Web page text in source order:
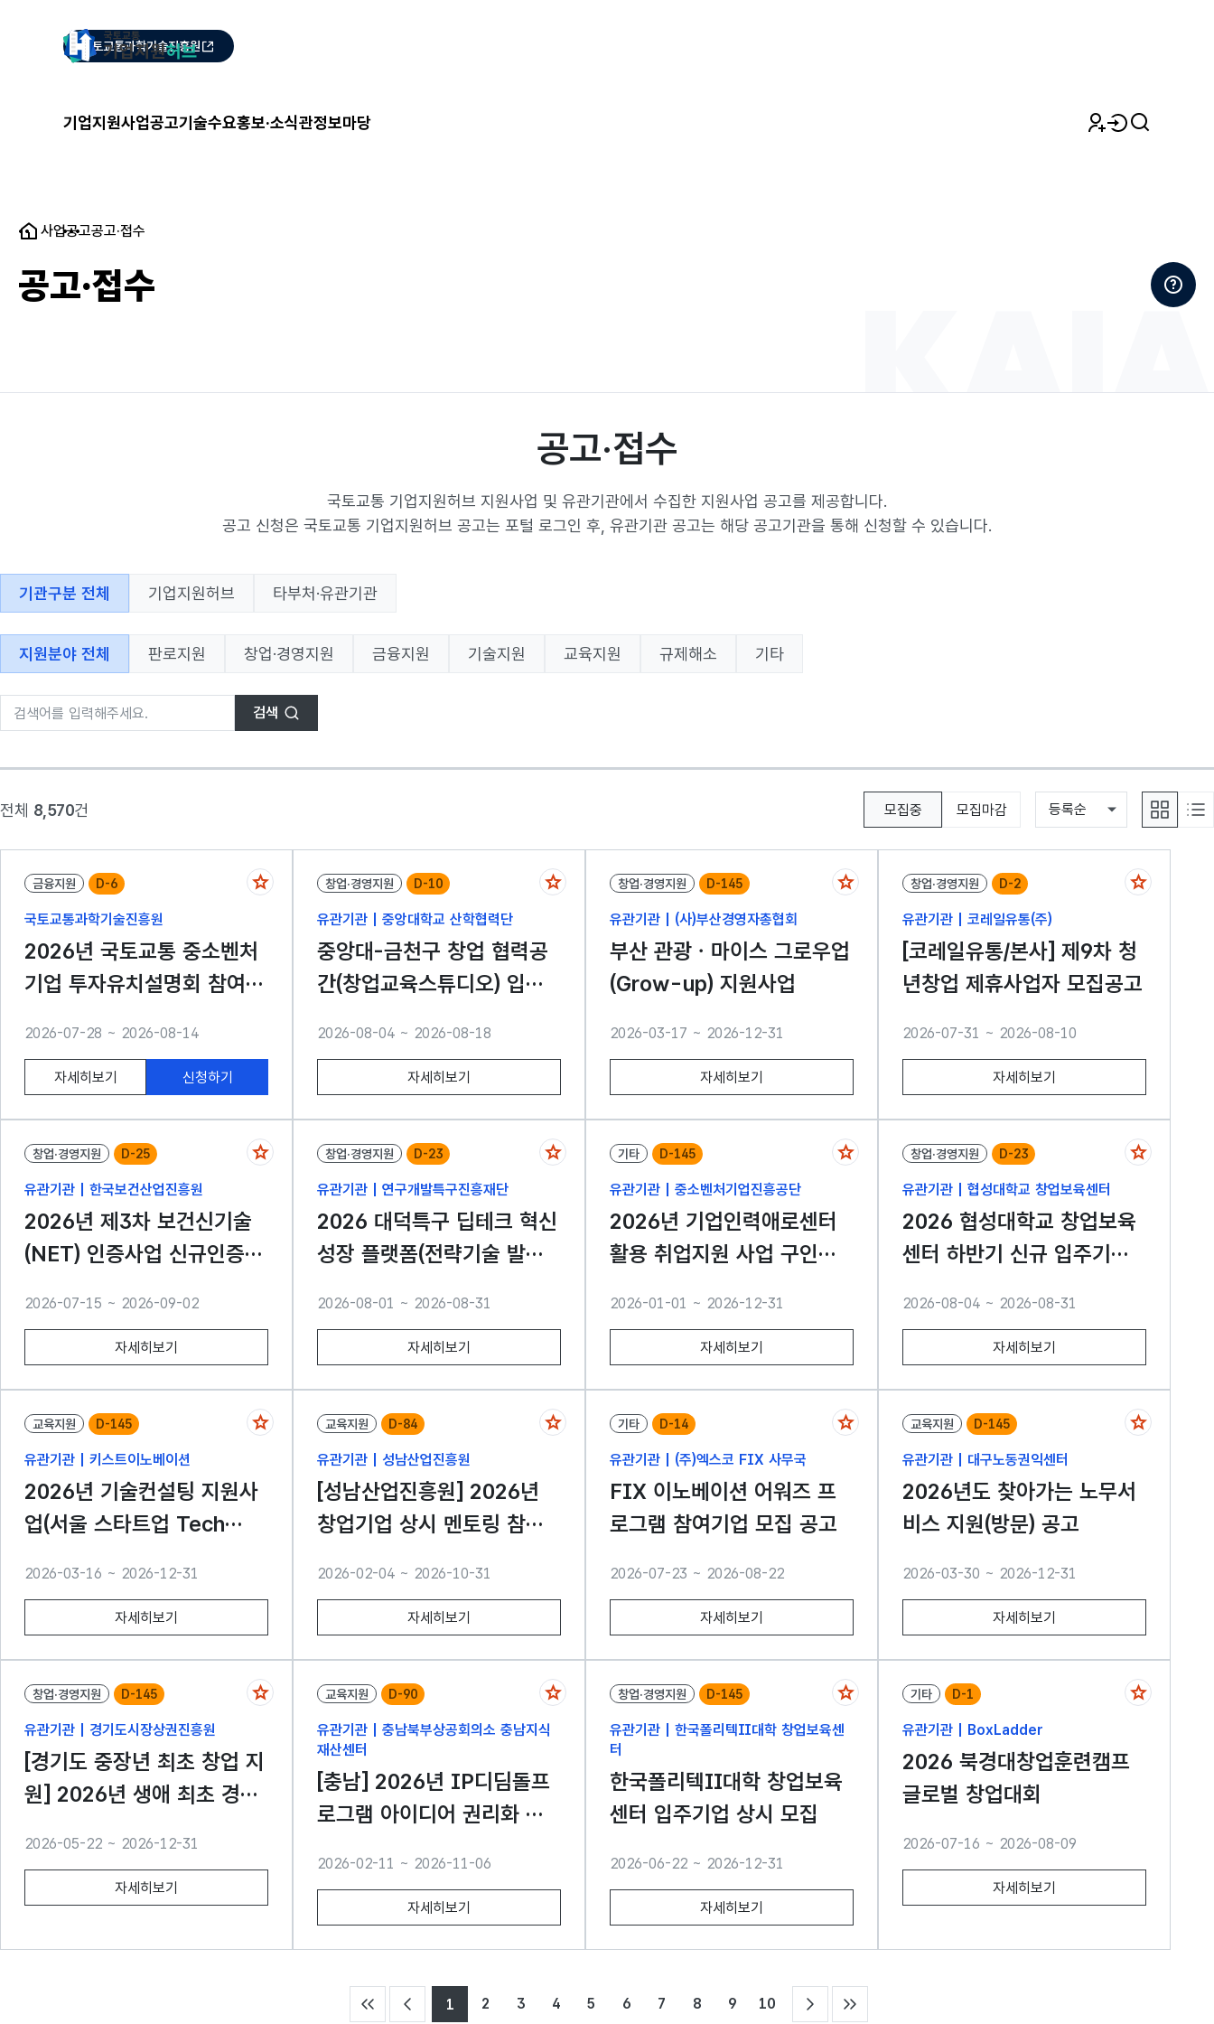
국토교통과학기술진흥원
기업지원사업공고기술수요홍보·소식관정보마당
사업공고공고·접수
공고·접수
공고·접수
국토교통 기업지원허브 지원사업 및 유관기관에서 수집한 지원사업 공고를 제공합니다.
공고 신청은 국토교통 기업지원허브 공고는 포털 로그인 후, 유관기관 공고는 해당 공고기관을 통해 신청할 수 있습니다.
기관구분 전체 기업지원허브 타부처·유관기관
지원분야 전체 판로지원 창업·경영지원 금융지원 기술지원 교육지원 규제해소 기타
검색
전체 8,570건 모집중 모집마감
금융지원 D-6
국토교통과학기술진흥원
2026년 국토교통 중소벤처
기업 투자유치설명회 참여기
2026-07-28 ~ 2026-08-14
자세히보기 신청하기
창업·경영지원 D-10
유관기관 | 중앙대학교 산학협력단
중앙대-금천구 창업 협력공
간(창업교육스튜디오) 입주
2026-08-04 ~ 2026-08-18
자세히보기
창업·경영지원 D-145
유관기관 | (사)부산경영자총협회
부산 관광ㆍ마이스 그로우업
(Grow-up) 지원사업
2026-03-17 ~ 2026-12-31
자세히보기
창업·경영지원 D-2
유관기관 | 코레일유통(주)
[코레일유통/본사] 제9차 청
년창업 제휴사업자 모집공고
2026-07-31 ~ 2026-08-10
자세히보기
창업·경영지원 D-25
유관기관 | 한국보건산업진흥원
2026년 제3차 보건신기술
(NET) 인증사업 신규인증
2026-07-15 ~ 2026-09-02
자세히보기
창업·경영지원 D-23
유관기관 | 연구개발특구진흥재단
2026 대덕특구 딥테크 혁신
성장 플랫폼(전략기술 발굴
2026-08-01 ~ 2026-08-31
자세히보기
기타 D-145
유관기관 | 중소벤처기업진흥공단
2026년 기업인력애로센터
활용 취업지원 사업 구인기
2026-01-01 ~ 2026-12-31
자세히보기
창업·경영지원 D-23
유관기관 | 협성대학교 창업보육센터
2026 협성대학교 창업보육
센터 하반기 신규 입주기업
2026-08-04 ~ 2026-08-31
자세히보기
교육지원 D-145
유관기관 | 키스트이노베이션
2026년 기술컨설팅 지원사
업(서울 스타트업 Tech
2026-03-16 ~ 2026-12-31
자세히보기
교육지원 D-84
유관기관 | 성남산업진흥원
[성남산업진흥원] 2026년
창업기업 상시 멘토링 참여
2026-02-04 ~ 2026-10-31
자세히보기
기타 D-14
유관기관 | (주)엑스코 FIX 사무국
FIX 이노베이션 어워즈 프
로그램 참여기업 모집 공고
2026-07-23 ~ 2026-08-22
자세히보기
교육지원 D-145
유관기관 | 대구노동권익센터
2026년도 찾아가는 노무서
비스 지원(방문) 공고
2026-03-30 ~ 2026-12-31
자세히보기
창업·경영지원 D-145
유관기관 | 경기도시장상권진흥원
[경기도 중장년 최초 창업 지
원] 2026년 생애 최초 경영
2026-05-22 ~ 2026-12-31
자세히보기
교육지원 D-90
유관기관 | 충남북부상공회의소 충남지식
재산센터
[충남] 2026년 IP디딤돌프
로그램 아이디어 권리화 지
2026-02-11 ~ 2026-11-06
자세히보기
창업·경영지원 D-145
유관기관 | 한국폴리텍Ⅱ대학 창업보육센
터
한국폴리텍Ⅱ대학 창업보육
센터 입주기업 상시 모집
2026-06-22 ~ 2026-12-31
자세히보기
기타 D-1
유관기관 | BoxLadder
2026 북경대창업훈련캠프
글로벌 창업대회
2026-07-16 ~ 2026-08-09
자세히보기
1 2 3 4 5 6 7 8 9 10